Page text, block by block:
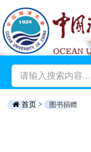
首页 > 图书捐赠